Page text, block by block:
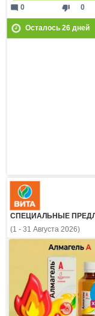
thumb_down 0
mode_comment 0
Осталось 26дней
СПЕЦИАЛЬНЫЕ
(1 - 31 Августа 2026)